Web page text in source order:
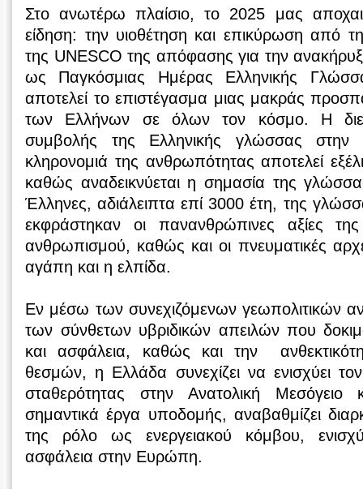
Στο ανωτέρω πλαίσιο, το 2025 μας
είδηση: την υιοθέτηση και επικύρωση από
της UNESCO της απόφασης για την
ως Παγκόσμιας Ημέρας Ελληνικής
αποτελεί το επιστέγασμα μιας μακράς
των Ελλήνων σε όλων τον κόσμο. Η
συμβολής της Ελληνικής γλώσσας στην
κληρονομιά της ανθρωπότητας αποτελεί
καθώς αναδεικνύεται η σημασία της
Έλληνες, αδιάλειπτα επί 3000 έτη, της
εκφράστηκαν οι πανανθρώπινες αξίες
ανθρωπισμού, καθώς και οι πνευματικές
αγάπη και η ελπίδα.
Εν μέσω των συνεχιζόμενων γεωπολιτικών
των σύνθετων υβριδικών απειλών που
και ασφάλεια, καθώς και την
θεσμών, η Ελλάδα συνεχίζει να ενισχύει
σταθερότητας στην Ανατολική
σημαντικά έργα υποδομής, αναβαθμίζει
της ρόλο ως ενεργειακού κόμβου,
ασφάλεια στην Ευρώπη.